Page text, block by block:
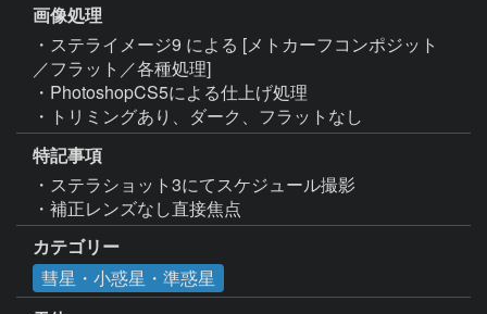
画像処理
・ステライメージ9 による [メトカーフコンポジット
／フラット／各種処理]
・PhotoshopCS5による仕上げ処理
・トリミングあり、ダーク、フラットなし
特記事項
・ステラショット3にてスケジュール撮影
・補正レンズなし直接焦点
カテゴリー
彗星・小惑星・準惑星